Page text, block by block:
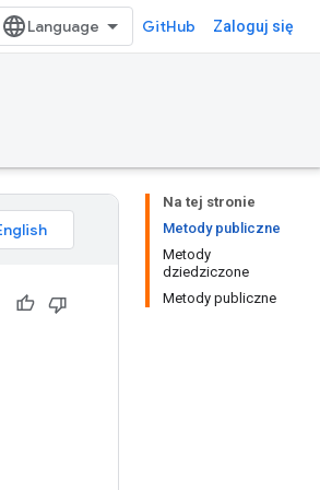
GitHub Zaloguj się
Na tej stronie
Metody publiczne
Metody
dziedziczone
Metody publiczne